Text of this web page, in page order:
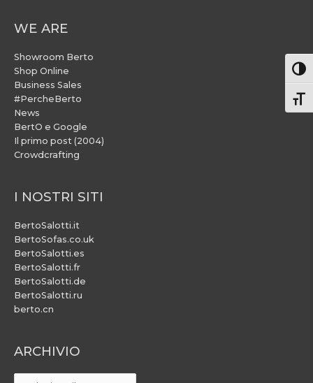
WE ARE
Showroom Berto
Shop Online
Business Sales
#PercheBerto
News
BertO e Google
Il primo post (2004)
Crowdcrafting
I NOSTRI SITI
BertoSalotti.it
BertoSofas.co.uk
BertoSalotti.es
BertoSalotti.fr
BertoSalotti.de
BertoSalotti.ru
berto.cn
ARCHIVIO
ARCHIVIO